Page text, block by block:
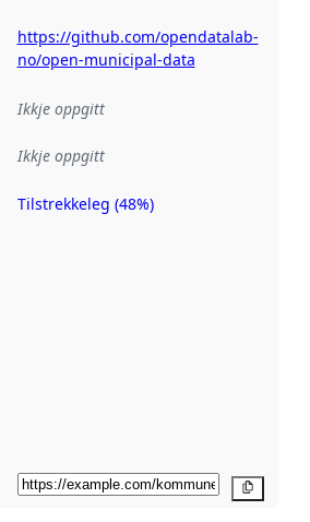
https://github.com/opendatalab-
no/open-municipal-data
Ikkje oppgitt
Ikkje oppgitt
Metadatakvalitet
Tilstrekkeleg (48%)